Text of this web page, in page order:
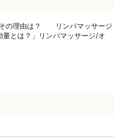
その理由は？ リンパマッサージ
量とは？」リンパマッサージ/オ